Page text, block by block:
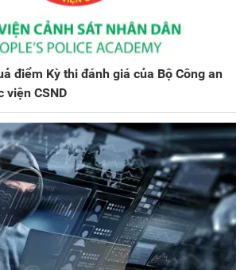
điểm Kỳ thi đánh giá của Bộ Công an
viện CSND